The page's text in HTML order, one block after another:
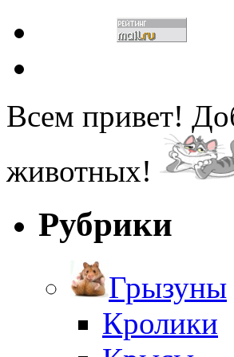
Всем привет!
животных!
Рубрики
Грызуны
Кролики